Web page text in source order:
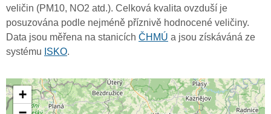
veličin (PM10, NO2 atd.). Celková kvalita ovzduší je
posuzována podle nejméně příznivě hodnocené veličiny.
Data jsou měřena na stanicích ČHMÚ a jsou získáváná ze
systému ISKO.
+